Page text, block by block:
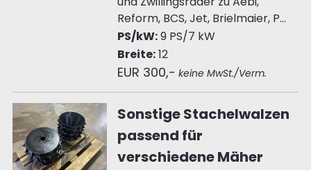
Reform, BCS, Jet, Brielmaier, P...
PS/kW:9 PS/7 kW
Breite:12
EUR 300,- keine MwSt./Verm.
Sonstige Stachelwalzen
passend für
verschiedene Mäher